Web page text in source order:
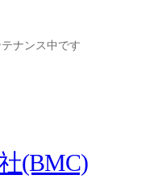
ナンス中です
(BMC)